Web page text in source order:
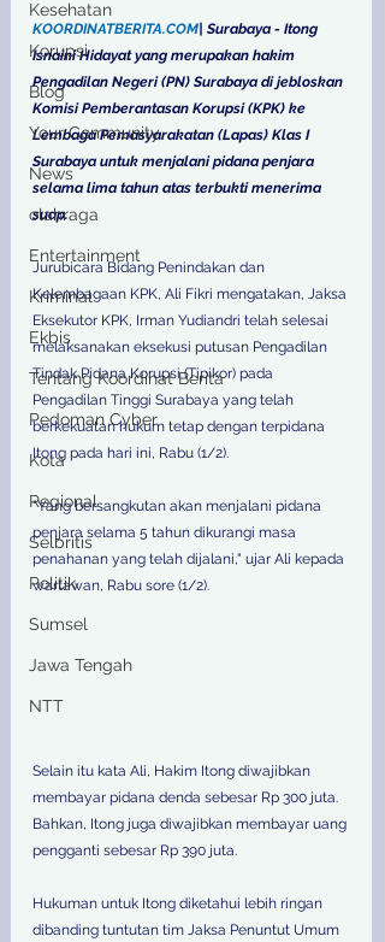
Kesehatan
Korupsi
Blog
Your Community
News
olahraga
Entertainment
Kriminal
Ekbis
Tentang Koordinat Berita
Pedoman Cyber
Kota
Regional
Selbritis
Politik
Sumsel
Jawa Tengah
NTT
KOORDINATBERITA.COM | Surabaya - Itong
Isnaini Hidayat yang merupakan hakim
Pengadilan Negeri (PN) Surabaya di jebloskan
Komisi Pemberantasan Korupsi (KPK) ke
Lembaga Pemasyarakatan (Lapas) Klas I
Surabaya untuk menjalani pidana penjara
selama lima tahun atas terbukti menerima
suap.
Jurubicara Bidang Penindakan dan
Kelembagaan KPK, Ali Fikri mengatakan, Jaksa
Eksekutor KPK, Irman Yudiandri telah selesai
melaksanakan eksekusi putusan Pengadilan
Tindak Pidana Korupsi (Tipikor) pada
Pengadilan Tinggi Surabaya yang telah
berkekuatan hukum tetap dengan terpidana
Itong pada hari ini, Rabu (1/2).
"Yang bersangkutan akan menjalani pidana
penjara selama 5 tahun dikurangi masa
penahanan yang telah dijalani," ujar Ali kepada
wartawan, Rabu sore (1/2).
Selain itu kata Ali, Hakim Itong diwajibkan
membayar pidana denda sebesar Rp 300 juta.
Bahkan, Itong juga diwajibkan membayar uang
pengganti sebesar Rp 390 juta.
Hukuman untuk Itong diketahui lebih ringan
dibanding tuntutan tim Jaksa Penuntut Umum